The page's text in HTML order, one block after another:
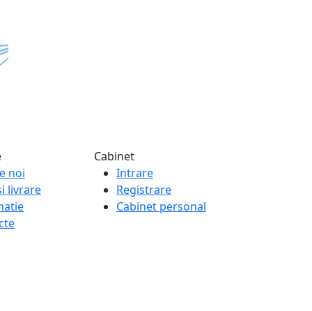
noi
livrare
Cabinet
Intrare
Registrare
Cabinet personal